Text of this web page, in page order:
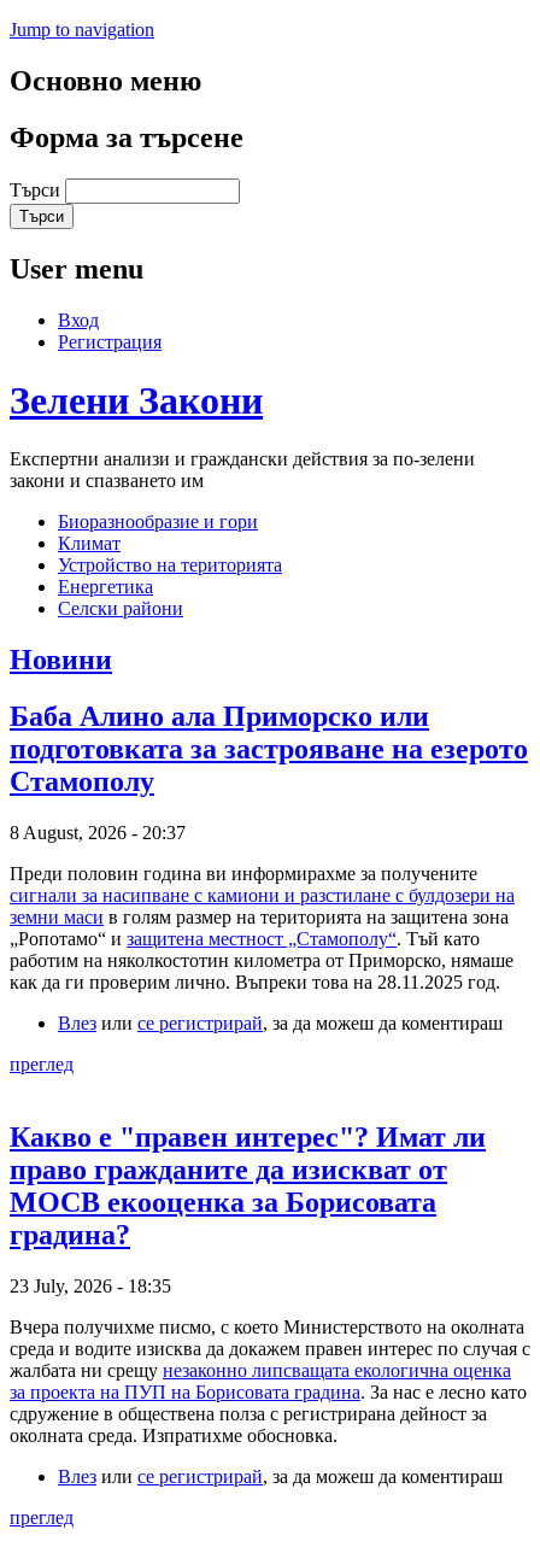
Jump to navigation
Основно меню
Форма за търсене
Търси
User menu
Вход
Регистрация
Зелени Закони
Експертни анализи и граждански действия за по-зелени
закони и спазването им
Биоразнообразие и гори
Климат
Устройство на територията
Енергетика
Селски райони
Новини
Баба Алино ала Приморско или
подготовката за застрояване на езерото
Стамополу
8 August, 2026 - 20:37
Преди половин година ви информирахме за получените
сигнали за насипване с камиони и разстилане с булдозери на
земни маси в голям размер на територията на защитена зона
„Ропотамо“ и защитена местност „Стамополу“. Тъй като
работим на няколкостотин километра от Приморско, нямаше
как да ги проверим лично. Въпреки това на 28.11.2025 год.
Влез или се регистрирай, за да можеш да коментираш
преглед
Какво е "правен интерес"? Имат ли
право гражданите да изискват от
МОСВ екооценка за Борисовата
градина?
23 July, 2026 - 18:35
Вчера получихме писмо, с което Министерството на околната
среда и водите изисква да докажем правен интерес по случая с
жалбата ни срещу незаконно липсващата екологична оценка
за проекта на ПУП на Борисовата градина. За нас е лесно като
сдружение в обществена полза с регистрирана дейност за
околната среда. Изпратихме обосновка.
Влез или се регистрирай, за да можеш да коментираш
преглед